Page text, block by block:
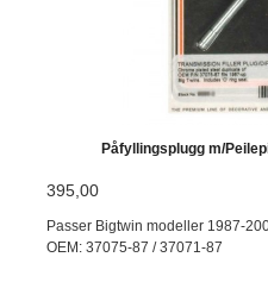
Påfyllingsplugg m/
395,00
Passer Bigtwin modeller 1987-
OEM: 37075-87 / 37071-87